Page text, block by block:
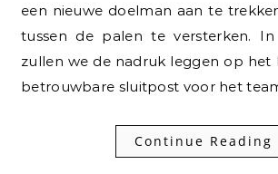
een nieuwe doelman aan te
tussen de palen te versterken.
zullen we de nadruk leggen op het
betrouwbare sluitpost voor het
Continue Reading